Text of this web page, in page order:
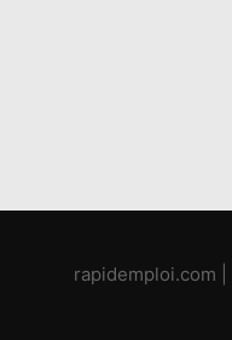
rapidemploi.com